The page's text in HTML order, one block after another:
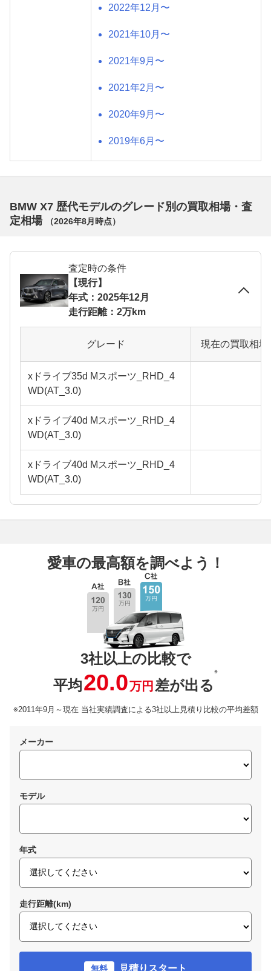
2022年12月〜
2021年10月〜
2021年9月〜
2021年2月〜
2020年9月〜
2019年6月〜
BMW X7 歴代モデルのグレード別の買取相場・査
定相場
（2026年8月 時点）
査定時の条件
【現行】
年式：2025年12月
走行距離：2万km
グレード 現在の買取相
xドライブ35d Mスポーツ_RHD_4
WD(AT_3.0)
xドライブ40d Mスポーツ_RHD_4
WD(AT_3.0)
xドライブ40d Mスポーツ_RHD_4
WD(AT_3.0)
愛車の最高額を調べよう！
3社以上の比較で
平均20.0万円 差が出る
※
※2011年9月～現在 当社実績調査による3社以上見積り比較の平均差額
メーカー
モデル
年式
走行距離(km)
無料 見積りスタート